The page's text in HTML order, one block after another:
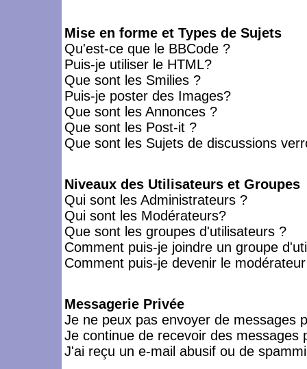
Mise en forme et Types de Sujets
Qu'est-ce que le BBCode ?
Puis-je utiliser le HTML?
Que sont les Smilies ?
Puis-je poster des Images?
Que sont les Annonces ?
Que sont les Post-it ?
Que sont les Sujets de discussions
Niveaux des Utilisateurs et Groupes
Qui sont les Administrateurs ?
Qui sont les Modérateurs?
Que sont les groupes d'utilisateurs ?
Comment puis-je joindre un groupe
Comment puis-je devenir le
Messagerie Privée
Je ne peux pas envoyer de messages
Je continue de recevoir des messages
J'ai reçu un e-mail abusif ou de